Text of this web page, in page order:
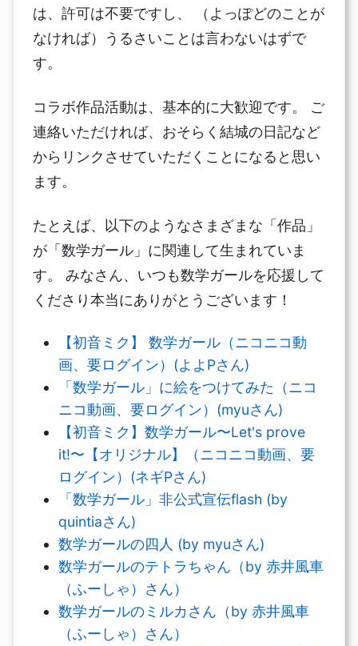
は、許可は不要ですし、 （よっぽどのことが
なければ）うるさいことは言わないはずで
す。
コラボ作品活動は、基本的に大歓迎です。 ご
連絡いただければ、おそらく結城の日記など
からリンクさせていただくことになると思い
ます。
たとえば、以下のようなさまざまな「作品」
が「数学ガール」に関連して生まれていま
す。 みなさん、いつも数学ガールを応援して
くださり本当にありがとうございます！
【初音ミク】 数学ガール（ニコニコ動
画、要ログイン）(よよPさん)
「数学ガール」に絵をつけてみた（ニコ
ニコ動画、要ログイン）(myuさん)
【初音ミク】数学ガール〜Let's prove
it!〜【オリジナル】（ニコニコ動画、要
ログイン）(ネギPさん)
「数学ガール」非公式宣伝flash (by
quintiaさん)
数学ガールの四人 (by myuさん)
数学ガールのテトラちゃん（by 赤井風車
（ふーしゃ）さん）
数学ガールのミルカさん（by 赤井風車
（ふーしゃ）さん）